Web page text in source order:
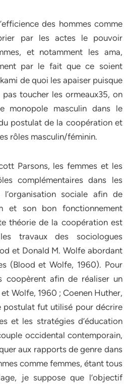
des hommes comme
par les actes le pouvoir
et notamment les ama,
par le fait que ce soient
de quoi les apaiser puisque
toucher les ormeaux35, on
monopole masculin dans le
postulat de la coopération et
rôles masculin/féminin.
Parsons, les femmes et les
complémentaires dans les
sociale afin de
et son bon fonctionnement
théorie de la coopération est
travaux des sociologues
et Donald M. Wolfe abordant
(Blood et Wolfe, 1960). Pour
coopèrent afin de réaliser un
Wolfe, 1960 ; Coenen Huther,
postulat fut utilisé pour décrire
et les stratégies d’éducation
occidental contemporain,
aux rapports de genre dans
comme femmes, étant tous
je suppose que l’objectif